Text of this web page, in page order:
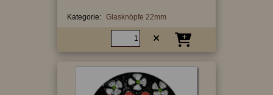
Kategorie: Glasknöpfe 22mm